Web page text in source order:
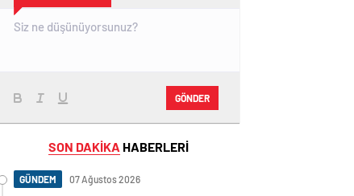
GÖNDER
SON DAKİKA HABERLERİ
GÜNDEM 07 Ağustos 2026